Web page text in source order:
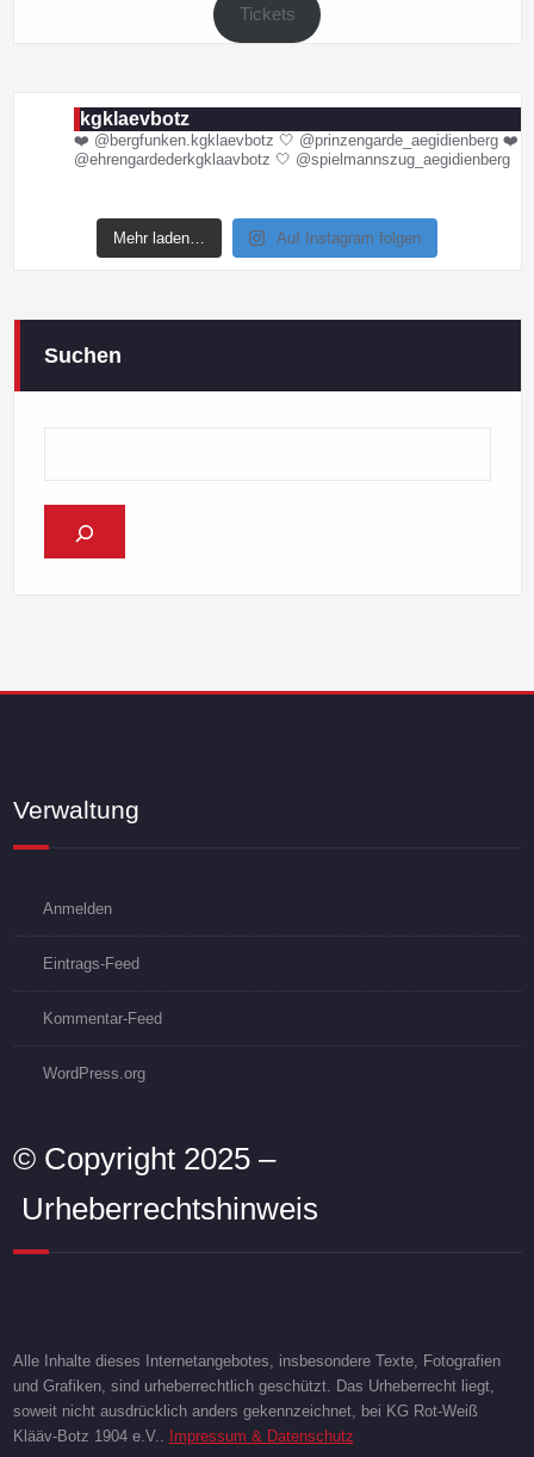
Tickets
kgklaevbotz
❤️ @bergfunken.kgklaevbotz 🤍 @prinzengarde_aegidienberg ❤️
@ehrengardederkgklaavbotz 🤍 @spielmannszug_aegidienberg
Mehr laden… Auf Instagram folgen
Suchen
Verwaltung
Anmelden
Eintrags-Feed
Kommentar-Feed
WordPress.org
© Copyright 2025 –
Urheberrechtshinweis
Alle Inhalte dieses Internetangebotes, insbesondere Texte, Fotografien
und Grafiken, sind urheberrechtlich geschützt. Das Urheberrecht liegt,
soweit nicht ausdrücklich anders gekennzeichnet, bei KG Rot-Weiß
Klääv-Botz 1904 e.V..
Impressum & Datenschutz